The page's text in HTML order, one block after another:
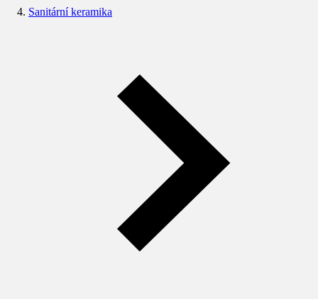
Sanitární keramika